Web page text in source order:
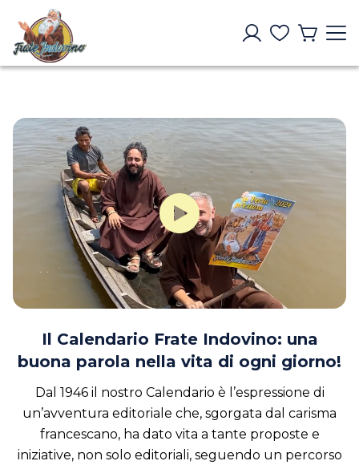
Il Calendario Frate Indovino: una
buona parola nella vita di ogni giorno!
Dal 1946 il nostro Calendario è l’espressione di
un’avventura editoriale che, sgorgata dal carisma
francescano, ha dato vita a tante proposte e
iniziative, non solo editoriali, seguendo un percorso